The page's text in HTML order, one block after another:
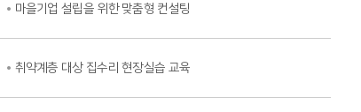
마을기업 설립을 위한 맞춤형 컨설팅
취약계층 대상 집수리 현장실습 교육